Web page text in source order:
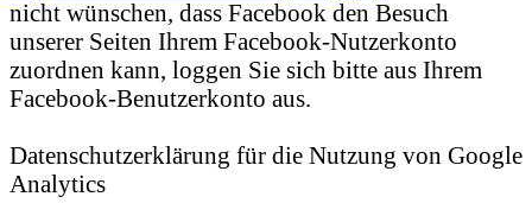
nicht wünschen, dass Facebook den Besuch
unserer Seiten Ihrem Facebook-Nutzerkonto
zuordnen kann, loggen Sie sich bitte aus Ihrem
Facebook-Benutzerkonto aus.
Datenschutzerklärung für die Nutzung von Google
Analytics